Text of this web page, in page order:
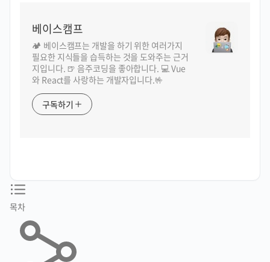
베이스캠프
🏕️ 베이스캠프는 개발을 하기 위한 여러가지
필요한 지식들을 습득하는 것을 도와주는 근거
지입니다. 🍺 음주코딩을 좋아합니다. 💻 Vue
와 React를 사랑하는 개발자입니다.🤟
구독하기
목차